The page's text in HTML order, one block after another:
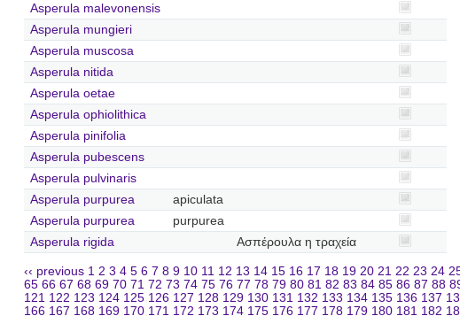
Asperula malevonensis
Asperula mungieri
Asperula muscosa
Asperula nitida
Asperula oetae
Asperula ophiolithica
Asperula pinifolia
Asperula pubescens
Asperula pulvinaris
Asperula purpurea
apiculata
Asperula purpurea
purpurea
Asperula rigida
Ασπέρουλα η τραχεία
‹‹ previous 1 2 3 4 5 6 7 8 9 10 11 12 13 14 15 16 17 18 19 20 21 22 23 24
65 66 67 68 69 70 71 72 73 74 75 76 77 78 79 80 81 82 83 84 85 86 87 88
121 122 123 124 125 126 127 128 129 130 131 132 133 134 135 136 137
166 167 168 169 170 171 172 173 174 175 176 177 178 179 180 181 182